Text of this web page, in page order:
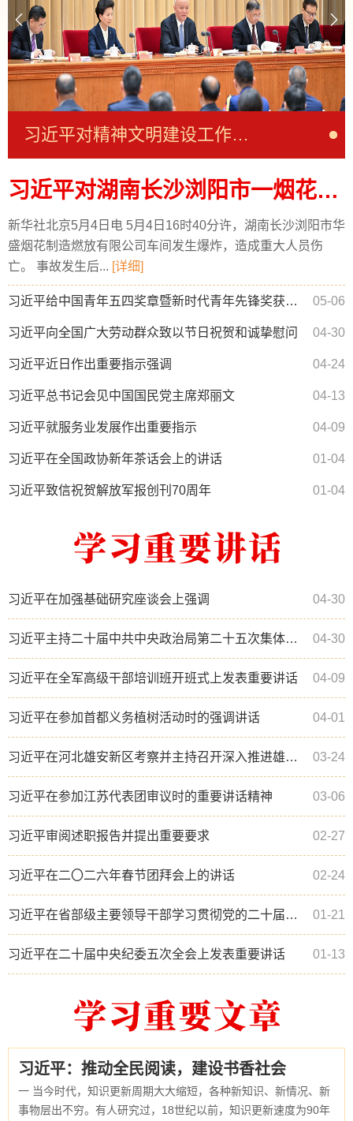
习近平对精神文明建设工作作出重要指示
习近平对湖南长沙浏阳市一烟花厂爆炸事故作出重要指示
新华社北京5月4日电 5月4日16时40分许，湖南长沙浏阳市华
盛烟花制造燃放有限公司车间发生爆炸，造成重大人员伤
亡。 事故发生后... [详细]
习近平给中国青年五四奖章暨新时代青年先锋奖获奖者代表的回信 05-06
习近平向全国广大劳动群众致以节日祝贺和诚挚慰问 04-30
习近平近日作出重要指示强调 04-24
习近平总书记会见中国国民党主席郑丽文 04-13
习近平就服务业发展作出重要指示 04-09
习近平在全国政协新年茶话会上的讲话 01-04
习近平致信祝贺解放军报创刊70周年 01-04
习近平在加强基础研究座谈会上强调 04-30
习近平主持二十届中共中央政治局第二十五次集体学习并发表重要讲话 04-30
习近平在全军高级干部培训班开班式上发表重要讲话 04-09
习近平在参加首都义务植树活动时的强调讲话 04-01
习近平在河北雄安新区考察并主持召开深入推进雄安新区高质量建设和发展座谈会时的强调讲话 03-24
习近平在参加江苏代表团审议时的重要讲话精神 03-06
习近平审阅述职报告并提出重要要求 02-27
习近平在二〇二六年春节团拜会上的讲话 02-24
习近平在省部级主要领导干部学习贯彻党的二十届四中全会精神专题研讨班开班式上发表重要讲话 01-21
习近平在二十届中央纪委五次全会上发表重要讲话 01-13
习近平：推动全民阅读，建设书香社会
一 当今时代，知识更新周期大大缩短，各种新知识、新情况、新
事物层出不穷。有人研究过，18世纪以前，知识更新速度为90年